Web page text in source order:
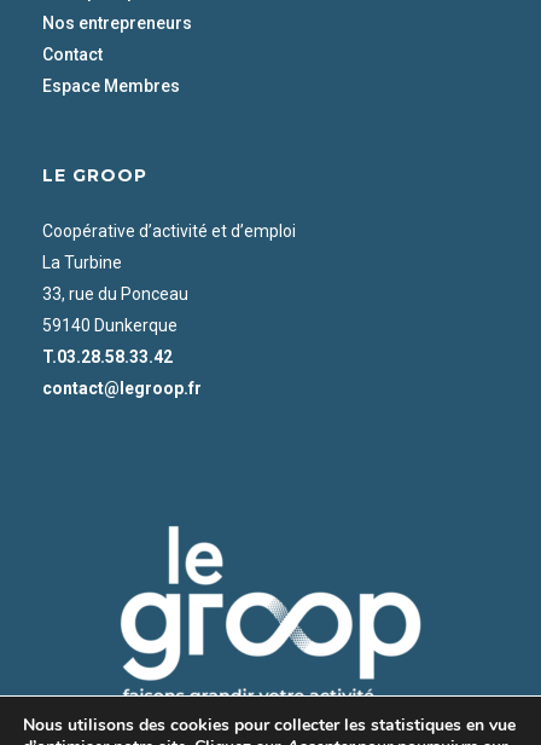
Nos entrepreneurs
Contact
Espace Membres
LE GROOP
Coopérative d’activité et d’emploi
La Turbine
33, rue du Ponceau
59140 Dunkerque
T.03.28.58.33.42
contact@legroop.fr
Nous utilisons des cookies pour collecter les statistiques en vue